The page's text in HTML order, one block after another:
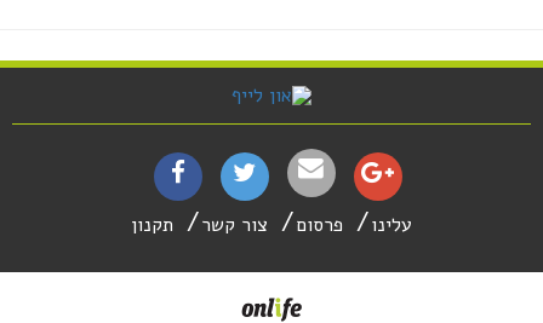
עלינו פרסום צור קשר תקנון